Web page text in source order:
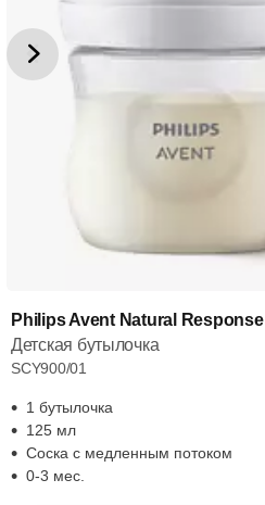
Philips Avent Natural Response
Детская бутылочка
SCY900/01
1 бутылочка
125 мл
Соска с медленным потоком
0-3 мес.